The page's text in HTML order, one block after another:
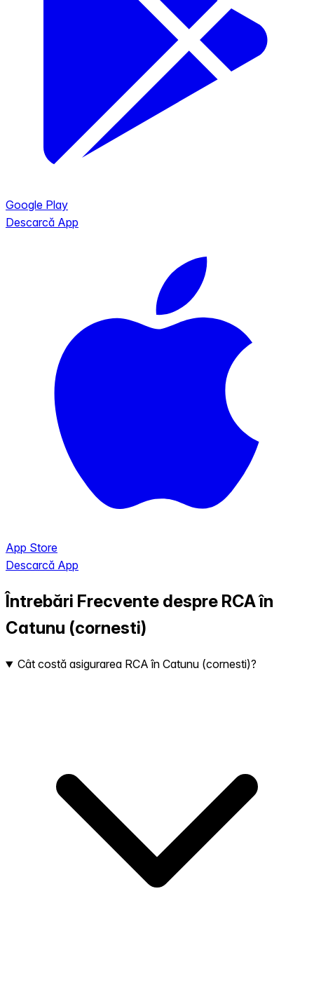
Google Play
Descarcă App
App Store
Descarcă App
Întrebări Frecvente despre RCA în
Catunu (cornesti)
Cât costă asigurarea RCA în Catunu (cornesti)?